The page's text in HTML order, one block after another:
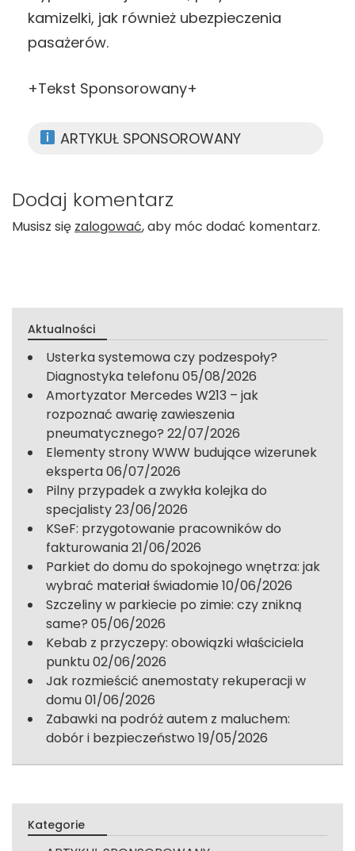
kamizelki, jak również ubezpieczenia
pasażerów.
+Tekst Sponsorowany+
ARTYKUŁ SPONSOROWANY
Dodaj komentarz
Musisz się zalogować, aby móc dodać komentarz.
Aktualności
Usterka systemowa czy podzespoły?
Diagnostyka telefonu05/08/2026
Amortyzator Mercedes W213 – jak
rozpoznać awarię zawieszenia
pneumatycznego? 22/07/2026
Elementy strony WWW budujące wizerunek
eksperta06/07/2026
Pilny przypadek a zwykła kolejka do
specjalisty23/06/2026
KSeF: przygotowanie pracowników do
fakturowania21/06/2026
Parkiet do domu do spokojnego wnętrza: jak
wybrać materiał świadomie 10/06/2026
Szczeliny w parkiecie po zimie: czy znikną
same? 05/06/2026
Kebab z przyczepy: obowiązki właściciela
punktu02/06/2026
Jak rozmieścić anemostaty rekuperacji w
domu01/06/2026
Zabawki na podróż autem z maluchem:
dobór i bezpieczeństwo 19/05/2026
Kategorie